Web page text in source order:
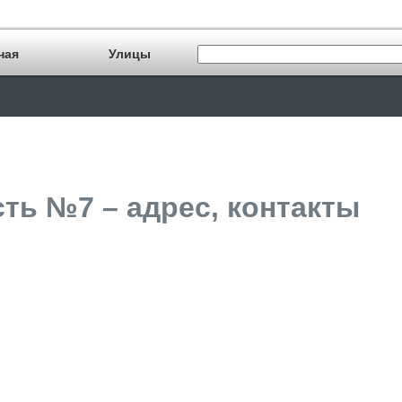
Улицы
№7 – адрес, контакты